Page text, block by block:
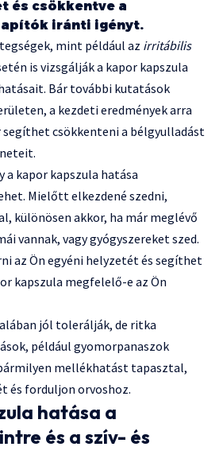
és csökkentve a
iránti igényt.
mint például az irritábilis
is vizsgálják a kapor kapszula
Bár további kutatások
a kezdeti eredmények arra
csökkenteni a bélgyulladást
a kapor kapszula hatása
Mielőtt elkezdené szedni,
különösen akkor, ha már meglévő
vannak, vagy gyógyszereket szed.
az Ön egyéni helyzetét és segíthet
kapszula megfelelő-e az Ön
jól tolerálják, de ritka
például gyomorpanaszok
mellékhatást tapasztal,
és forduljon orvoshoz.
hatása a
és a szív- és